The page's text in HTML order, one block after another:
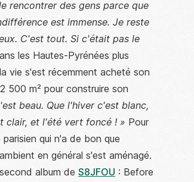
rencontrer des gens parce que
est immense. Je reste
C'est tout. Si c'était pas le
les Hautes-Pyrénées plus
vie s'est récemment acheté son
500 m² pour construire son
beau. Que l'hiver c'est blanc,
clair, et l'été vert foncé ! » Pour
qui n'a de bon que
en général s'est aménagé.
album de S8JFOU : Before